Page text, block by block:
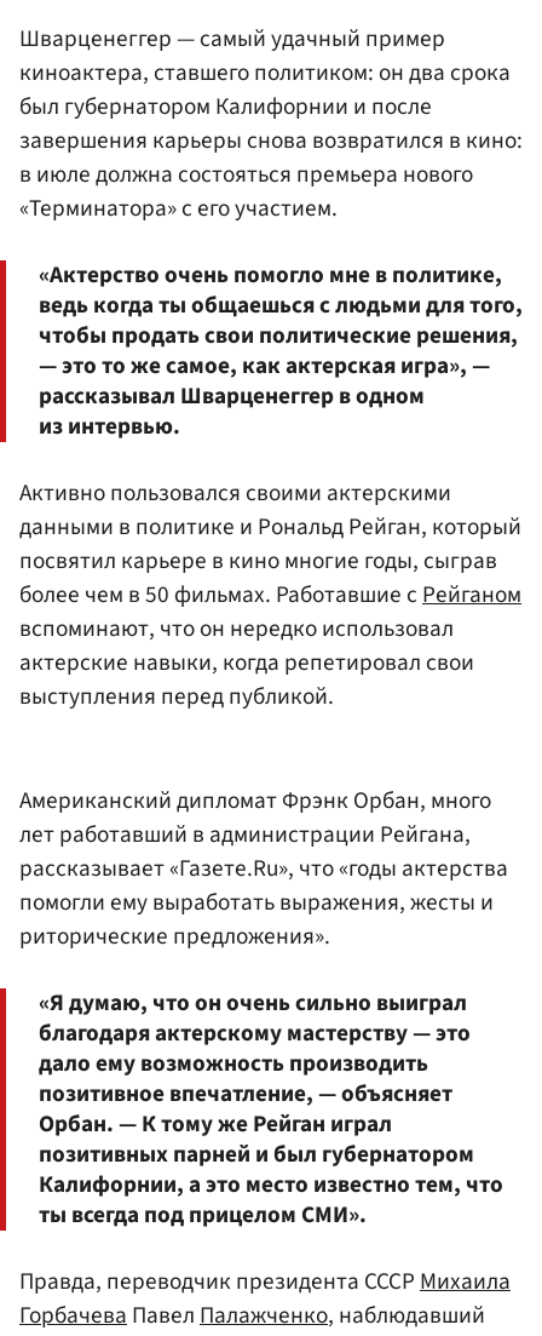
Шварценеггер — самый удачный пример
киноактера, ставшего политиком: он два срока
был губернатором Калифорнии и после
завершения карьеры снова возвратился в кино:
в июле должна состояться премьера нового
«Терминатора» с его участием.
«Актерство очень помогло мне в политике,
ведь когда ты общаешься с людьми для того,
чтобы продать свои политические решения,
— это то же самое, как актерская игра», —
рассказывал Шварценеггер в одном
из интервью.
Активно пользовался своими актерскими
данными в политике и Рональд Рейган, который
посвятил карьере в кино многие годы, сыграв
более чем в 50 фильмах. Работавшие сРейганом
вспоминают, что он нередко использовал
актерские навыки, когда репетировал свои
выступления перед публикой.
Американский дипломат Фрэнк Орбан, много
лет работавший в администрации Рейгана,
рассказывает «Газете.Ru», что «годы актерства
помогли ему выработать выражения, жесты и
риторические предложения».
«Я думаю, что он очень сильно выиграл
благодаря актерскому мастерству — это
дало ему возможность производить
позитивное впечатление, — объясняет
Орбан. — К тому же Рейган играл
позитивных парней и был губернатором
Калифорнии, а это место известно тем, что
ты всегда под прицелом СМИ».
Правда, переводчик президента СССРМихаила
ГорбачеваПавелПалажченко, наблюдавший